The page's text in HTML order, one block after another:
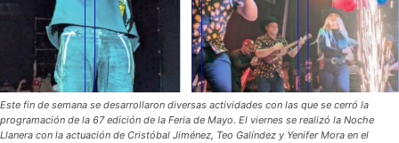
Este fin de semana se desarrollaron diversas actividades con las que se cerró la
programación de la 67 edición de la Feria de Mayo. El viernes se realizó la Noche
Llanera con la actuación de Cristóbal Jiménez, Teo Galíndez y Yenifer Mora en el